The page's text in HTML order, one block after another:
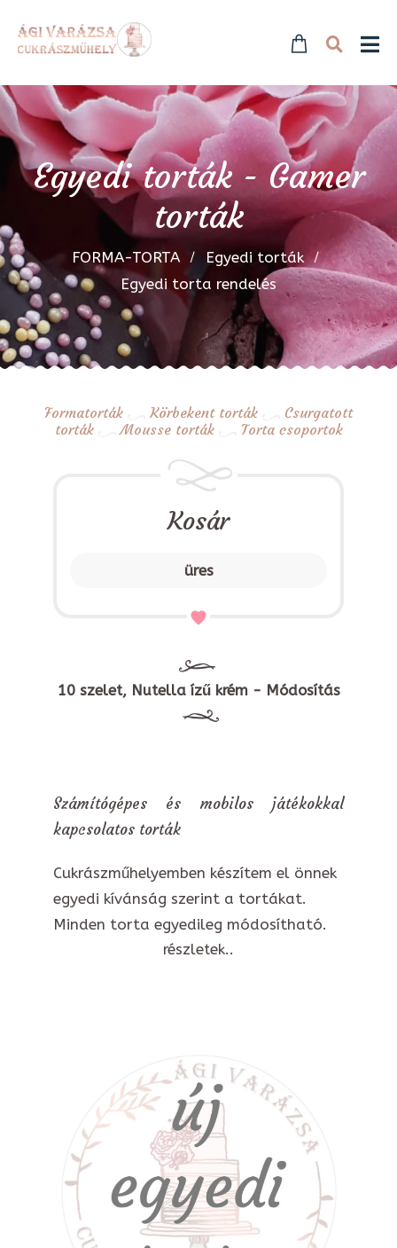
Egyedi torták - Gamer
torták
FORMA-TORTA
Egyedi torták
Egyedi torta rendelés
Formatorták Körbekent torták
Csurgatott
torták
Mousse torták Torta csoportok
Kosár
üres
10 szelet, Nutella ízű krém - Módosítás
Számítógépes és mobilos játékokkal
kapcsolatos torták
Cukrászműhelyemben készítem el önnek
egyedi kívánság szerint a tortákat.
Minden torta egyedileg módosítható.
részletek..